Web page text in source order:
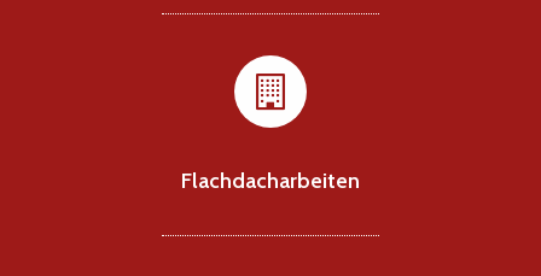
Flachdacharbeiten